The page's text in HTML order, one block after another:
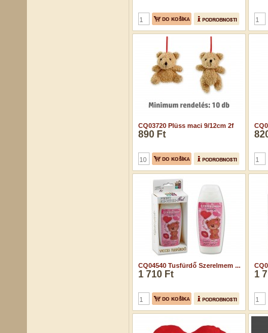
CQ03720 Plüss maci 9/12cm 2f
890 Ft
CQ04540 Tusfürdő Szerelmem ...
1 710 Ft 1